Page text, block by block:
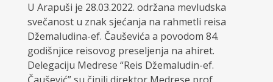
U Arapuši je 28.03.2022. održana mevludska
svečanost u znak sjećanja na rahmetli reisa
Džemaludina-ef. Čauševića a povodom 84.
godišnjice reisovog preseljenja na ahiret.
Delegaciju Medrese “Reis Džemaludin-ef.